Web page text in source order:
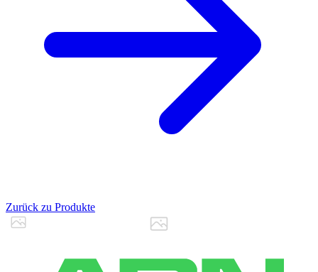
Zurück zu Produkte